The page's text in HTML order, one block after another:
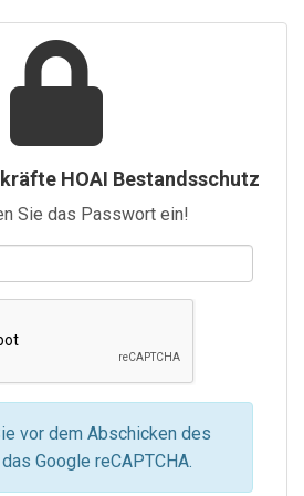
HOAI Bestandsschutz
Sie das Passwort ein!
vor dem Abschicken des
Google reCAPTCHA.